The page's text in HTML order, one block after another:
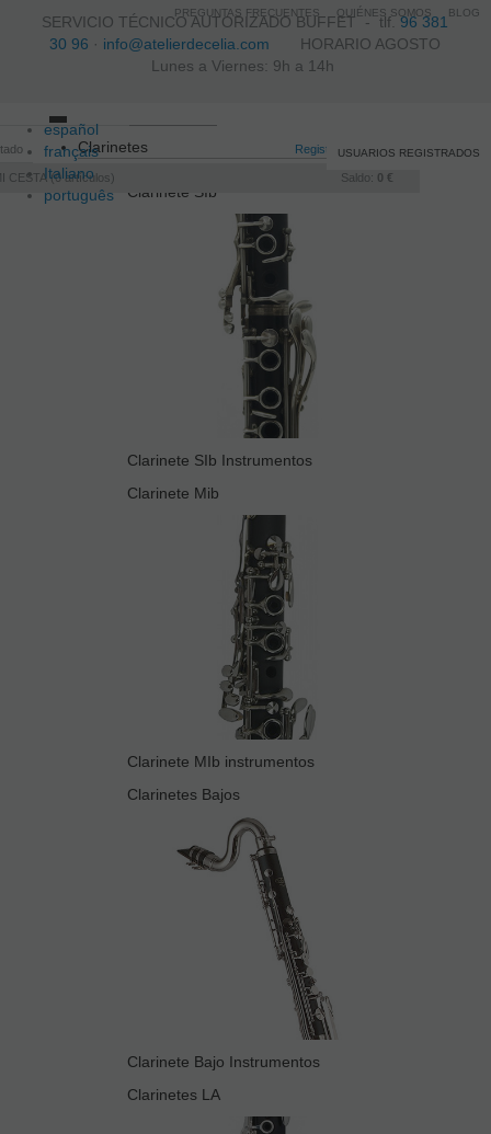
SERVICIO TÉCNICO AUTORIZADO BUFFET -tlf.96 381
30 96 · info@atelierdecelia.com HORARIO AGOSTO
Lunes a Viernes: 9h a 14h
español
français
Italiano
português
Registro /Iniciar sesión
CESTA 0artículos Saldo: 0 €
USUARIOS REGISTRADOS
Toggle
navigation
Clarinetes
Clarinete SIb
Clarinete SIb Instrumentos
Clarinete Mib
Clarinete MIb instrumentos
Clarinetes Bajos
Clarinete Bajo Instrumentos
Clarinetes LA
PREGUNTAS FRECUENTES QUIÉNES SOMOS BLOG